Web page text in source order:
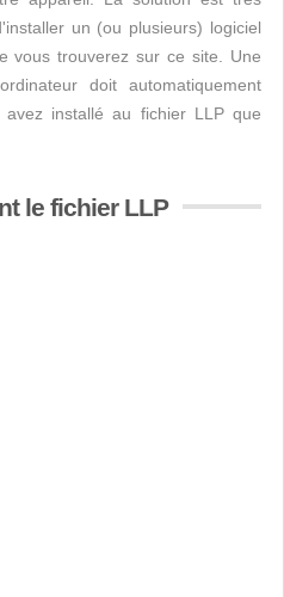
un (ou plusieurs) logiciel
vous trouverez sur ce site. Une
doit automatiquement
installé au fichier LLP que
le fichier LLP